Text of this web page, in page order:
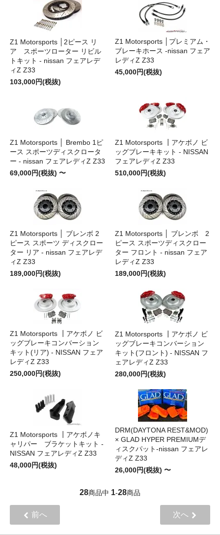
Z1 Motorsports │2ピース リ
ア スポーツローター リビル
トキット - nissan フェアレデ
ィZ Z33
103,000円(税抜)
Z1 Motorsports │プレミアム・
ブレーキホース -nissan フェア
レディZ Z33
45,000円(税抜)
Z1 Motorsports │ Brembo 1ピ
ース スポーツディスクロータ
ー - nissan フェアレディZ Z33
69,000円(税抜) 〜
Z1 Motorsports ┃アケボノ ビ
ッグブレーキキット - NISSAN
フェアレディZ Z33
510,000円(税抜)
Z1 Motorsports │ ブレンボ 2
ピース スポーツ ディスクロー
ター リア - nissan フェアレデ
ィZ Z33
189,000円(税抜)
Z1 Motorsports │ ブレンボ 2
ピース スポーツディスクロー
ター フロント - nissan フェア
レディZ Z33
189,000円(税抜)
Z1 Motorsports ┃アケボノ ビ
ッグブレーキコンバーション
キット(リア) - NISSAN フェア
レディZ Z33
250,000円(税抜)
Z1 Motorsports ┃アケボノ ビ
ッグブレーキコンバーション
キット(フロント) - NISSAN フ
ェアレディZ Z33
280,000円(税抜)
Z1 Motorsports ┃アケボノキ
ャリパー ブラケットキット -
NISSAN フェアレディZ Z33
48,000円(税抜)
DRM(DAYTONA REST&MOD)
× GLAD HYPER PREMIUMデ
ィスクパット-nissan フェアレ
ディZ Z33
26,000円(税抜) 〜
28商品中 1-28商品
前へ 次へ